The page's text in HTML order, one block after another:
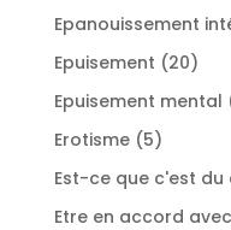
produits
Epanouissement
Epuisement 2020
Epuisement mental
Erotisme 55
produits
Est-ce que c'est
Etre en accord